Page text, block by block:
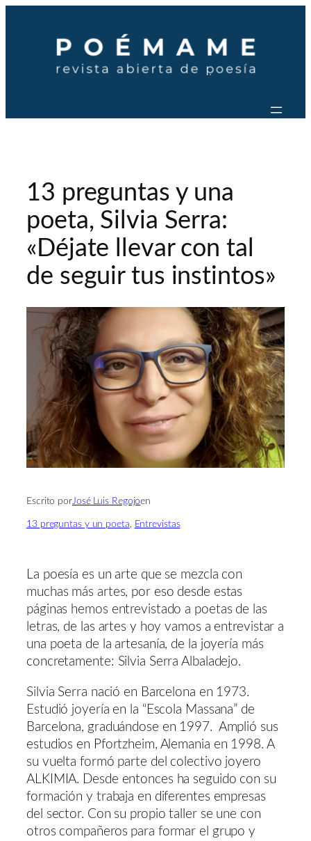
contenido
13 preguntas y una
poeta, Silvia Serra:
«Déjate llevar con tal
de seguir tus instintos»
Escrito porJosé Luis Regojoen
13 preguntas y un poeta, Entrevistas
La poesía es un arte que se mezcla con
muchas más artes, por eso desde estas
páginas hemos entrevistado a poetas de las
letras, de las artes y hoy vamos a entrevistar a
una poeta de la artesanía, de la joyería más
concretamente: Silvia Serra Albaladejo.
Silvia Serra nació en Barcelona en 1973.
Estudió joyería en la “Escola Massana” de
Barcelona, graduándose en 1997. Amplió sus
estudios en Pfortzheim, Alemania en 1998. A
su vuelta formó parte del colectivo joyero
ALKIMIA. Desde entonces ha seguido con su
formación y trabaja en diferentes empresas
del sector. Con su propio taller se une con
otros compañeros para formar el grupo y